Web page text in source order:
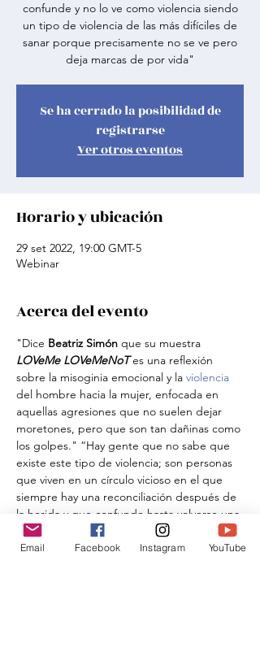
confunde y no lo ve como violencia siendo
un tipo de violencia de las más difíciles de
sanar porque precisamente no se ve pero
deja marcas de por vida"
Se ha cerrado la posibilidad de
registrarse
Ver otros eventos
Horario y ubicación
29 set 2022, 19:00 GMT-5
Webinar
Acerca del evento
"Dice Beatriz Simón que su muestra
LOVeMe LOVeMeNoT es una reflexión
sobre la misoginia emocional y la violencia
del hombre hacia la mujer, enfocada en
aquellas agresiones que no suelen dejar
moretones, pero que son tan dañinas como
los golpes." “Hay gente que no sabe que
existe este tipo de violencia; son personas
que viven en un círculo vicioso en el que
siempre hay una reconciliación después de
la herida y que confunde hasta volverse una
codependencia”, nos cuenta la C, quien
tardó más de ocho años en investigar el
Email Facebook Instagram YouTube